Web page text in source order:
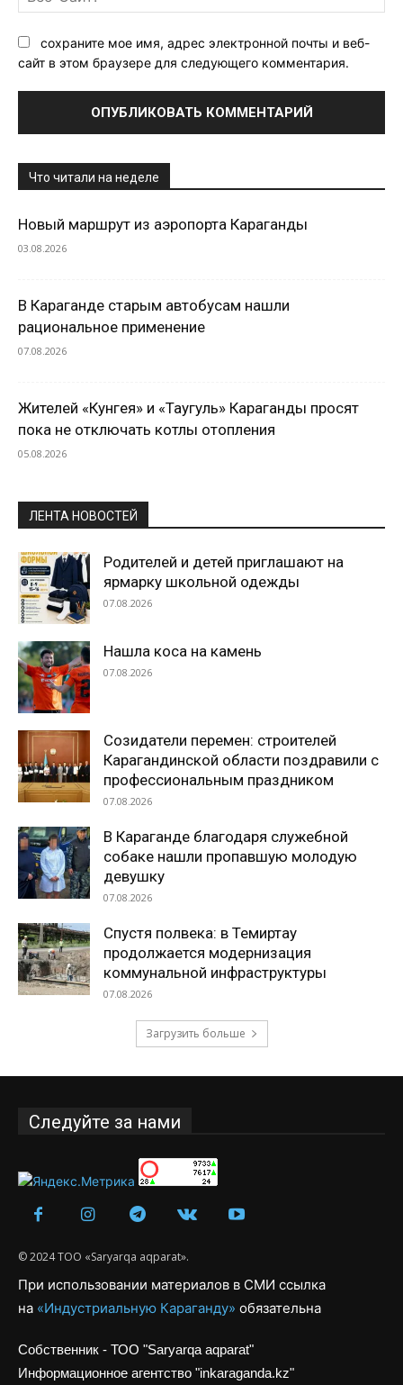
сохраните мое имя, адрес электронной почты и веб-
сайт в этом браузере для следующего комментария.
Что читали на неделе
Новый маршрут из аэропорта Караганды
03.08.2026
В Караганде старым автобусам нашли
рациональное применение
07.08.2026
Жителей «Кунгея» и «Таугуль» Караганды просят
пока не отключать котлы отопления
05.08.2026
ЛЕНТА НОВОСТЕЙ
Родителей и детей приглашают на
ярмарку школьной одежды
07.08.2026
Нашла коса на камень
07.08.2026
Созидатели перемен: строителей
Карагандинской области поздравили с
профессиональным праздником
07.08.2026
В Караганде благодаря служебной
собаке нашли пропавшую молодую
девушку
07.08.2026
Спустя полвека: в Темиртау
продолжается модернизация
коммунальной инфраструктуры
07.08.2026
Загрузить больше
Следуйте за нами
© 2024 ТОО «Saryarqa aqparat».
При использовании материалов в СМИ ссылка
на «Индустриальную Караганду» обязательна
Собственник - ТОО "Saryarqa aqparat"
Информационное агентство "inkaraganda.kz"